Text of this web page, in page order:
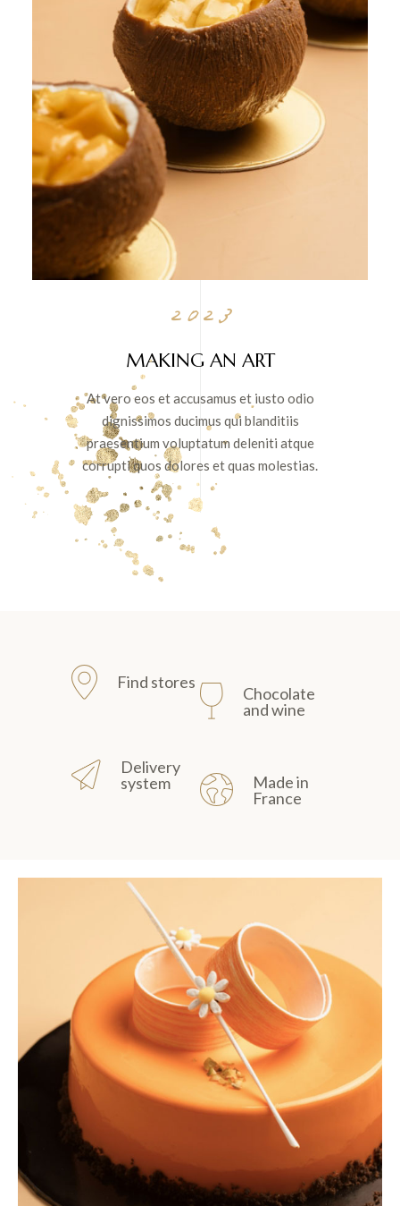
2023
MAKING AN ART
At vero eos et accusamus et iusto odio
dignissimos ducimus qui blanditiis
praesentium voluptatum deleniti atque
corrupti quos dolores et quas molestias.
Find stores
Chocolate
and wine
Delivery
system
Made in
France